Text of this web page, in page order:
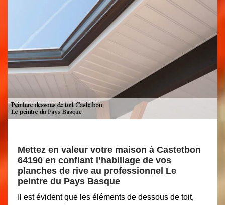
Mettez en valeur votre maison à Castetbon
64190 en confiant l’habillage de vos
planches de rive au professionnel Le
peintre du Pays Basque
Il est évident que les éléments de dessous de toit,